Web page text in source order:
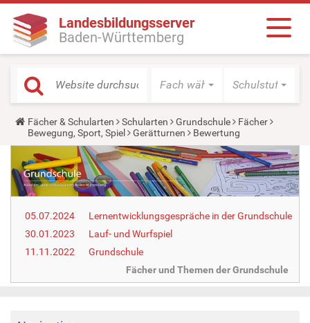
Landesbildungsserver
Baden-Württemberg
Fach wählen Schulstufe
Y
o
u
r
e
h
e
e
:
Fächer & Schularten Schularten Grundschule
Fächer
Bewegung, Sport, Spiel
Gerätturnen Bewertung
05.07.2024
Lernentwicklungsgespräche in der Grundschule
30.01.2023
Lauf- und Wurfspiel
11.11.2022
Grundschule
Fächer und Themen der Grundschule